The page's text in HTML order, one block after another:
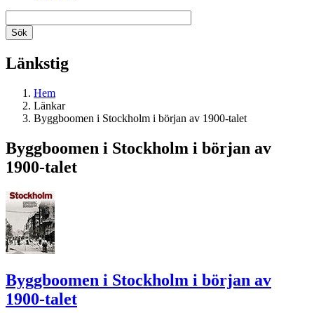
Länkstig
Hem
Länkar
Byggboomen i Stockholm i början av 1900-talet
Byggboomen i Stockholm i början av
1900-talet
Byggboomen i Stockholm i början av
1900-talet